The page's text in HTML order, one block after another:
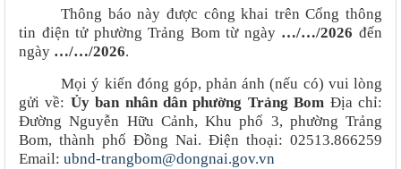
Thông báo này được công khai trên Cổng thông
tin điện tử phường Trảng Bom từ ngày …/…/2026 đến
ngày …/…/2026.
Mọi ý kiến đóng góp, phản ánh (nếu có) vui lòng
gửi về: Ủy ban nhân dân phường Trảng Bom Địa chỉ:
Đường Nguyễn Hữu Cảnh, Khu phố 3, phường Trảng
Bom, thành phố Đồng Nai. Điện thoại: 02513.866259
Email: ubnd-trangbom@dongnai.gov.vn